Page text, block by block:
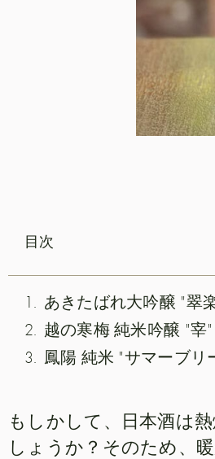
目次
あきたばれ大吟醸 "翠
越の寒梅 純米吟醸 "宰"
鳳陽 純米 "サマーブリ
もしかして、日本酒は
しょうか？そのため、